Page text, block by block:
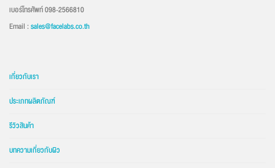
เบอร์โทรศัพท์ 098-2566810
Email :sales@facelabs.co.th
เกี่ยวกับเรา
ประเภทผลิตภัณฑ์
รีวิวสินค้า
บทความเกี่ยวกับผิว